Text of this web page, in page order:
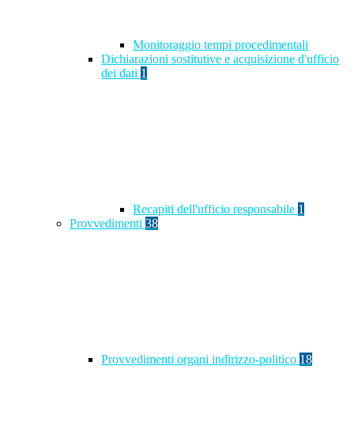
Monitoraggio tempi procedimentali
Dichiarazioni sostitutive e acquisizione d'ufficio
dei dati 1
Recapiti dell'ufficio responsabile 1
Provvedimenti 38
Provvedimenti organi indirizzo-politico 18